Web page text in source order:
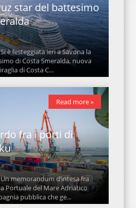
star del battesimo
è festeggiata ieri a Savona la
di Costa Smeralda, nuova
di Costa C...
fra i porti di
memorandum d’intesa fra
Portuale del Mare Adriatico
pubblica che ge...
Read more »